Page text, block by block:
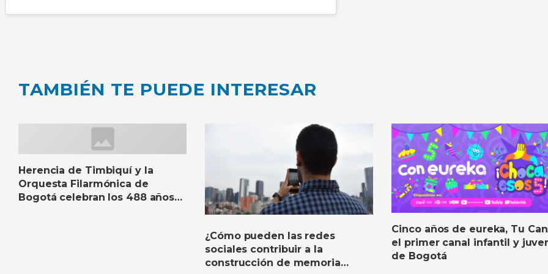
TAMBIÉN TE PUEDE INTERESAR
Herencia de Timbiquí y la
Orquesta Filarmónica de
Bogotá celebran los 488 años
¿Cómo pueden las redes
sociales contribuir a la
construcción de memoria
Cinco años de eureka, Tu
el primer canal infantil y
de Bogotá